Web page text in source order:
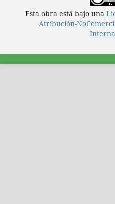
Esta obra está bajo una
Atribución-